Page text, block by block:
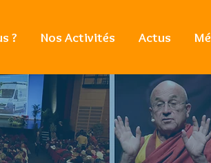
? Nos Activités Actus